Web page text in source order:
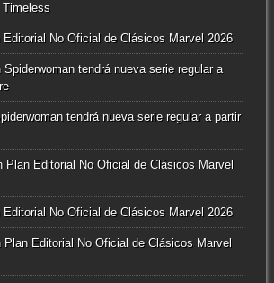
Timeless
Editorial No Oficial de Clásicos Marvel 2026
Spiderwoman tendrá nueva serie regular a
tendrá nueva serie regular a partir
Plan Editorial No Oficial de Clásicos Marvel
Editorial No Oficial de Clásicos Marvel 2026
Plan Editorial No Oficial de Clásicos Marvel